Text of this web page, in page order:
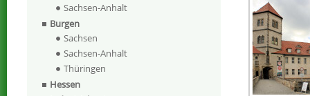
Sachsen-Anhalt
Burgen
Sachsen
Sachsen-Anhalt
Thüringen
Hessen